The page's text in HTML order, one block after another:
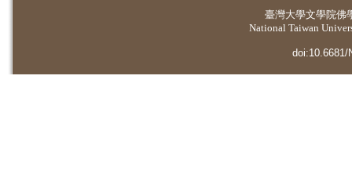
臺灣大學文學院佛
National Taiwan
doi:10.6681/